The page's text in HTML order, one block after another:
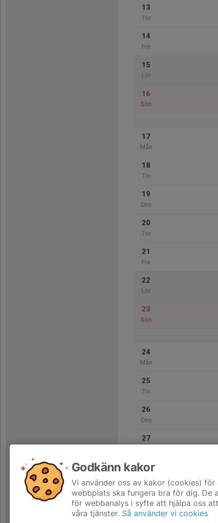
13
Tor
14
Fre
15
Lör
16
Sön
17
Mån
18
Tis
19
Ons
20
Tor
21
Fre
22
Lör
23
Sön
24
Mån
25
Tis
26
Ons
27
28
Godkänn kakor
Vi använder oss av kakor (cookies)
webbplats ska fungera bra för dig. De
för webbanalys i syfte att hjälpa oss
våra tjänster. Så använder vi cookies